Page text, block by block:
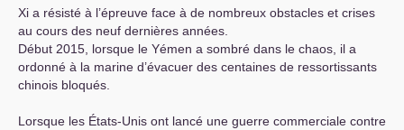
Xi a résisté à l’épreuve face à de nombreux obstacles et crises
au cours des neuf dernières années.
Début 2015, lorsque le Yémen a sombré dans le chaos, il a
ordonné à la marine d’évacuer des centaines de ressortissants
chinois bloqués.
Lorsque les États-Unis ont lancé une guerre commerciale contre